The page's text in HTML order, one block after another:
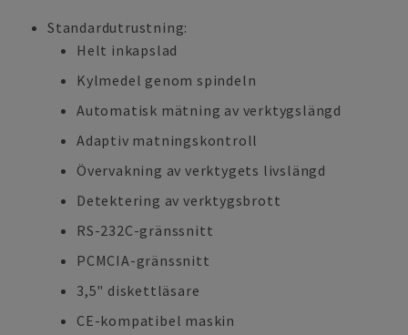
Standardutrustning:
Helt inkapslad
Kylmedel genom spindeln
Automatisk mätning av verktygslängd
Adaptiv matningskontroll
Övervakning av verktygets livslängd
Detektering av verktygsbrott
RS-232C-gränssnitt
PCMCIA-gränssnitt
3,5" diskettläsare
CE-kompatibel maskin